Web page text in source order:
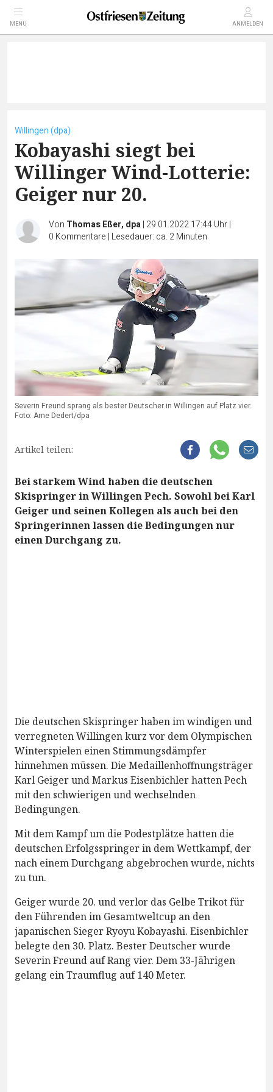
MENÜ ANMELDEN
Willingen (dpa)
Kobayashi siegt bei
Willinger Wind-Lotterie:
Geiger nur 20.
Von Thomas Eßer, dpa| 29.01.2022 17:44 Uhr|
0 Kommentare | Lesedauer: ca. 2 Minuten
Severin Freund sprang als bester Deutscher in Willingen auf Platz vier.
Foto: Arne Dedert/dpa
Artikel teilen:
Bei starkem Wind haben die deutschen
Skispringer in Willingen Pech. Sowohl bei Karl
Geiger und seinen Kollegen als auch bei den
Springerinnen lassen die Bedingungen nur
einen Durchgang zu.
Die deutschen Skispringer haben im windigen und
verregneten Willingen kurz vor dem Olympischen
Winterspielen einen Stimmungsdämpfer
hinnehmen müssen. Die Medaillenhoffnungsträger
Karl Geiger und Markus Eisenbichler hatten Pech
mit den schwierigen und wechselnden
Bedingungen.
Mit dem Kampf um die Podestplätze hatten die
deutschen Erfolgsspringer in dem Wettkampf, der
nach einem Durchgang abgebrochen wurde, nichts
zu tun.
Geiger wurde 20. und verlor das Gelbe Trikot für
den Führenden im Gesamtweltcup an den
japanischen Sieger Ryoyu Kobayashi. Eisenbichler
belegte den 30. Platz. Bester Deutscher wurde
Severin Freund auf Rang vier. Dem 33-Jährigen
gelang ein Traumflug auf 140 Meter.